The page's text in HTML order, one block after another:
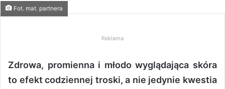
Fot. mat. partnera
Reklama
Zdrowa, promienna i młodo wyglądająca skóra
to efekt codziennej troski, a nie jedynie kwestia